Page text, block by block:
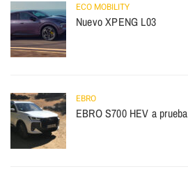
ECO MOBILITY
Nuevo XPENG L03
EBRO
EBRO S700 HEV a prueba